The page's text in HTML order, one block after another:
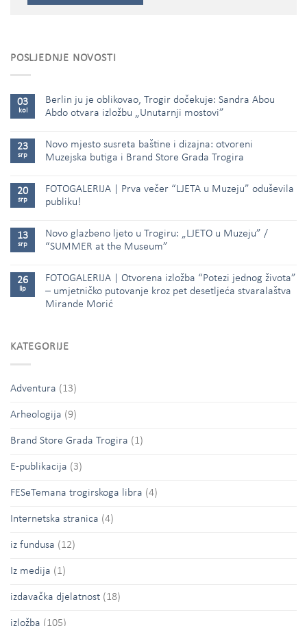
POSLJEDNJE NOVOSTI
03
kol
Berlin ju je oblikovao, Trogir dočekuje: Sandra Abou
Abdo otvara izložbu „Unutarnji mostovi”
23
srp
Novo mjesto susreta baštine i dizajna: otvoreni
Muzejska butiga i Brand Store Grada Trogira
20
srp
FOTOGALERIJA | Prva večer “LJETA u Muzeju” oduševila
publiku!
13
srp
Novo glazbeno ljeto u Trogiru: „LJETO u Muzeju” /
“SUMMER at the Museum”
26
lip
FOTOGALERIJA | Otvorena izložba “Potezi jednog života”
– umjetničko putovanje kroz pet desetljeća stvaralaštva
Mirande Morić
KATEGORIJE
Adventura (13)
Arheologija (9)
Brand Store Grada Trogira (1)
E-publikacija (3)
FESeTemana trogirskoga libra (4)
Internetska stranica (4)
iz fundusa (12)
Iz medija (1)
izdavačka djelatnost (18)
izložba (105)